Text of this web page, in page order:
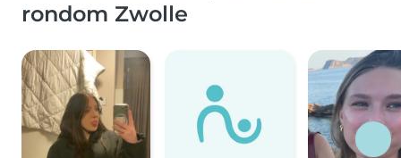
rondom Zwolle